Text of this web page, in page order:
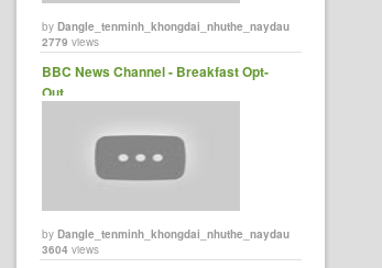
byDangle_tenminh_khongdai_nhuthe_naydau
2779 views
BBC News Channel - Breakfast Opt-
Out.
byDangle_tenminh_khongdai_nhuthe_naydau
3604 views